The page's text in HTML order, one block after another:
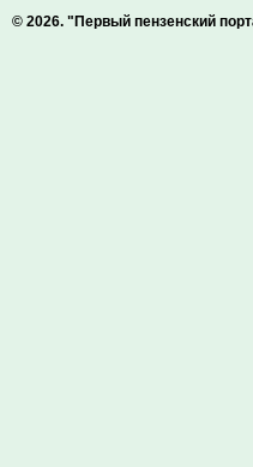
© 2026. "Первый пензенский